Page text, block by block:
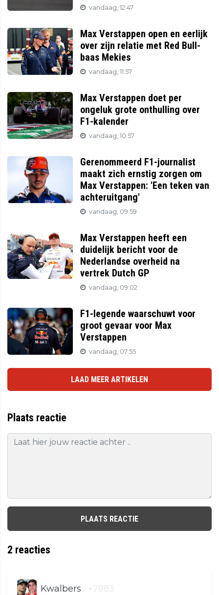
vandaag, 12:47
Max Verstappen open en eerlijk
over zijn relatie met Red Bull-
baas Mekies
vandaag, 11:57
Max Verstappen doet per
ongeluk grote onthulling over
F1-kalender
vandaag, 10:57
Gerenommeerd F1-journalist
maakt zich ernstig zorgen om
Max Verstappen: 'Een teken van
achteruitgang'
vandaag, 09:59
Max Verstappen heeft een
duidelijk bericht voor de
Nederlandse overheid na
vertrek Dutch GP
vandaag, 09:02
F1-legende waarschuwt voor
groot gevaar voor Max
Verstappen
vandaag, 07:55
LAAD MEER ARTIKELEN
Plaats reactie
PLAATS REACTIE
2 reacties
Kwalbers +7883